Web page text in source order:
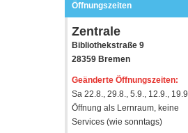
Öffnungszeiten
Zentrale
Bibliothekstraße 9
28359 Bremen
Geänderte Öffnungszeiten:
Sa 22.8., 29.8., 5.9., 12.9., 19.9
Öffnung als Lernraum, keine
Services (wie sonntags)